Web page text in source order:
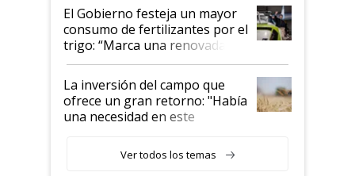
El Gobierno festeja un mayor
consumo de fertilizantes por el
trigo: “Marca una renovada
confianza de los productores”
La inversión del campo que
ofrece un gran retorno: "Había
una necesidad en este
Ver todos los temas